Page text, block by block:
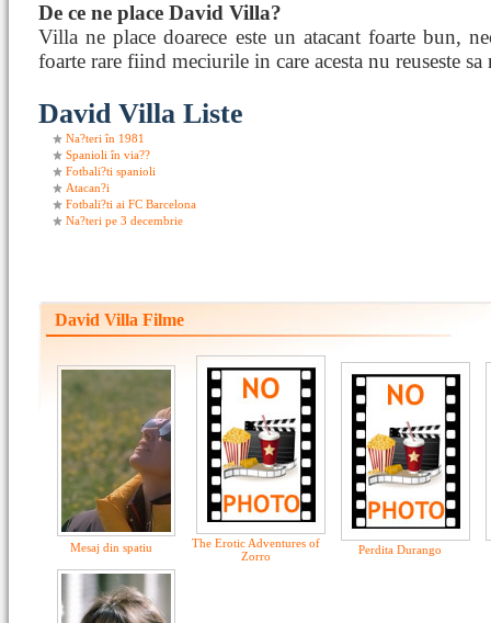
De ce ne place David Villa?
Villa ne place doarece este un atacant foarte bun,
foarte rare fiind meciurile in care acesta nu reuseste sa
David Villa Liste
Na?teri în 1981
Spanioli în via??
Fotbali?ti spanioli
Atacan?i
Fotbali?ti ai FC Barcelona
Na?teri pe 3 decembrie
David Villa Filme
Mesaj din spatiu
The Erotic Adventures of
Zorro
Perdita Durango